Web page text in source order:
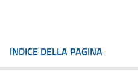
INDICE DELLA PAGINA